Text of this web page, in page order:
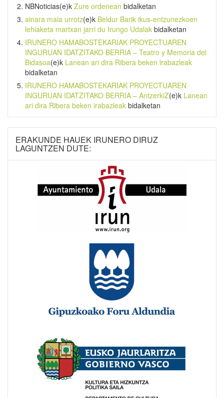
NBNoticias(e)k Zure ordenean bidalketan
ainara maia urrotz(e)k Beldur Barik ikus-entzunezkoen
lehiaketa martxan jarri du Irungo Udalak bidalketan
IRUNERO HAMABOSTEKARIAK PROYECTUAREN
INGURUAN IDATZITAKO BERRIA – Teatro y Memoria del
Bidasoa(e)k Lanean ari dira Ribera beken irabazleak
bidalketan
IRUNERO HAMABOSTEKARIAK PROYECTUAREN
INGURUAN IDATZITAKO BERRIA – AntzerkiZ(e)k Lanean
ari dira Ribera beken irabazleak bidalketan
ERAKUNDE HAUEK IRUNERO DIRUZ
LAGUNTZEN DUTE: